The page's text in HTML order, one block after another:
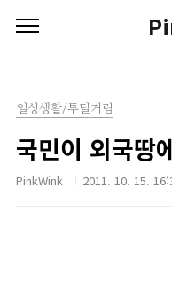
일상생활/투덜거림
국민이 외국땅
PinkWink 2011. 10. 15.